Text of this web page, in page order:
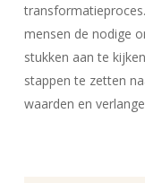
mensen de nodige
stukken aan te
stappen te zetten
waarden en